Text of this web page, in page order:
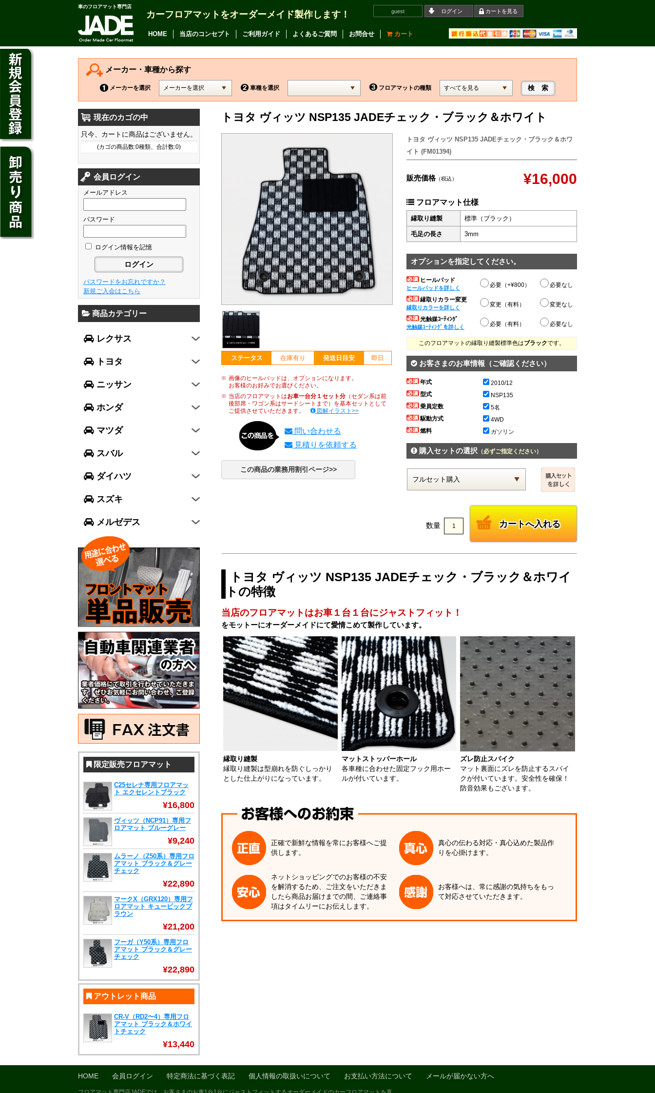
車のフロアマット専門店
カーフロアマットをオーダーメイド製作します！ guest ログイン カートを見る
HOME 当店のコンセプト ご利用ガイド よくあるご質問 お問合せ カート
メーカー・車種から探す
メーカーを選択 車種を選択 フロアマットの種類
トヨタ ヴィッツ NSP135 JADEチェック・ブラック＆ホワイト
ステータス 在庫有り 発送日目安 即日
画像のヒールパッドは、オプションになります。
お客様のお好みでお選びください。
当店のフロアマットはお車一台分１セット分（セダン系は前
後部席・ワゴン系はサードシートまで）を基本セットとして
ご提供させていただきます。
図解イラスト>>
問い合わせる
見積りを依頼する
この商品の業務用割引ページ>>
トヨタ ヴィッツ NSP135 JADEチェック・ブラック＆ホワ
イト (FM01394)
販売価格（税込） ¥16,000
フロアマット仕様
縁取り縫製 標準（ブラック）
毛足の長さ 3mm
オプションを指定してください。
ヒールパッド
ヒールパッドを詳しく 必要（+¥800） 必要なし
縁取りカラー変更
縁取りカラーを詳しく 変更（有料） 変更なし
光触媒ｺｰﾃｨﾝｸﾞ
光触媒ｺｰﾃｨﾝｸﾞを詳しく 必要（有料） 必要なし
このフロアマットの縁取り縫製標準色はブラックです。
お客さまのお車情報（ご確認ください）
年式
2010/12
型式
NSP135
乗員定数
5名
駆動方式
4WD
燃料
ガソリン
購入セットの選択（必ずご指定ください）
数量
トヨタ ヴィッツ NSP135 JADEチェック・ブラック＆ホワイ
トの特徴
当店のフロアマットはお車１台１台にジャストフィット！
をモットーにオーダーメイドにて愛情こめて製作しています。
縁取り縫製
縁取り縫製は型崩れを防ぐしっかり
とした仕上がりになっています。
マットストッパーホール
各車種に合わせた固定フック用ホー
ルが付いています。
ズレ防止スパイク
マット裏面にズレを防止するスパイ
クが付いています。安全性を確保！
防音効果もございます。
正確で新鮮な情報を常にお客様へご提
供します。
真心の伝わる対応・真心込めた製品作
りを心掛けます。
ネットショッピングでのお客様の不安
を解消するため、ご注文をいただきま
したら商品お届けまでの間、ご連絡事
項はタイムリーにお伝えします。
お客様へは、常に感謝の気持ちをもっ
て対応させていただきます。
現在のカゴの中
只今、カートに商品はございません。
(カゴの商品数:0種類、合計数:0)
会員ログイン
メールアドレス
パスワード
ログイン情報を記憶
パスワードをお忘れですか？
新規ご入会はこちら
商品カテゴリー
レクサス
CT200h
HS250h
GS
GS F
NX
RX
LX570
RC
LC
トヨタ
アルファード
ヴェルファイア
カムリ
カローラ アクシオ
プレミオ
プリウス
SAI
クラウン アスリート
クラウン マジェスタ
クラウン ロイヤル
アベンシス
カローラ フィールダー
プリウスα
FJクルーザー
CH-R
ハリアー
86
ニッサン
デイズ
デイズ ルークス
ジューク
ノート
キューブ
セレナ
エルグランド
エクストレイル
ティアナ
スカイライン
GT-R
ホンダ
フィット
シャトル
ジェイド
フリード
N-ONE
N-BOX
N-BOX SLASH
N-BOX+
N-WGN
グレイス
ヴェゼル
マツダ
フレア
フレアワゴン
フレアクロスオーバー
キャロル
デミオ
アクセラ スポーツ
アテンザ ワゴン
CX-3
ビアンテ
スバル
レガシィ B4
レガシィ アウトバック
WRX S4
インプレッサ スポーツ
インプレッサ G4
エクシーガ クロスオーバー7
ダイハツ
ミラ イース
ミラ
ミラ ココア
ムーヴ キャンバス
タント
トール
スズキ
スペーシア
ハスラー
エヴリィワゴン
スイフト
ジムニー シエラ
メルゼデス
Aクラス
GLCクラス
限定販売フロアマット
C25セレナ専用フロアマッ
ト エクセレントブラック
¥16,800
ヴィッツ（NCP91）専用フ
ロアマット ブルーグレー
¥9,240
ムラーノ（Z50系）専用フロ
アマット ブラック＆グレー
チェック
¥22,890
マークX（GRX120）専用フ
ロアマット キュービックブ
ラウン
¥21,200
フーガ（Y50系）専用フロ
アマット ブラック＆グレー
チェック
¥22,890
アウトレット商品
CR-V（RD2〜4）専用フロ
アマット ブラック＆ホワイ
トチェック
¥13,440
HOME 会員ログイン 特定商法に基づく表記 個人情報の取扱いについて お支払い方法について メールが届かない方へ